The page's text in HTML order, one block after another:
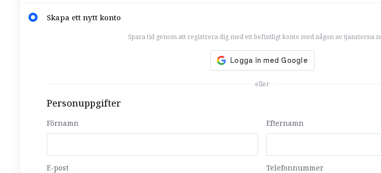
Skapa ett nytt konto
Spara tid genom att registrera dig med ett befintligt konto med någon av tjänsterna
eller
Personuppgifter
Förnamn Efternamn
E-post Telefonnummer